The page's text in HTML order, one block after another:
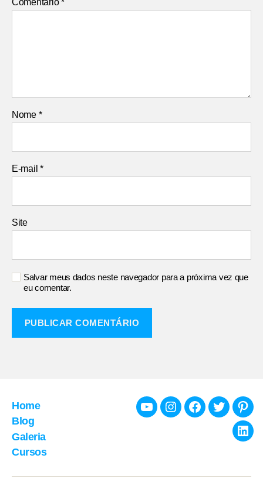
Comentário*
Nome *
E-mail*
Site
Salvar meus dados neste navegador para a próxima vez que
eu comentar.
Home
Blog
Galeria
Cursos
YoutubeInstagramFacebook
Twitter